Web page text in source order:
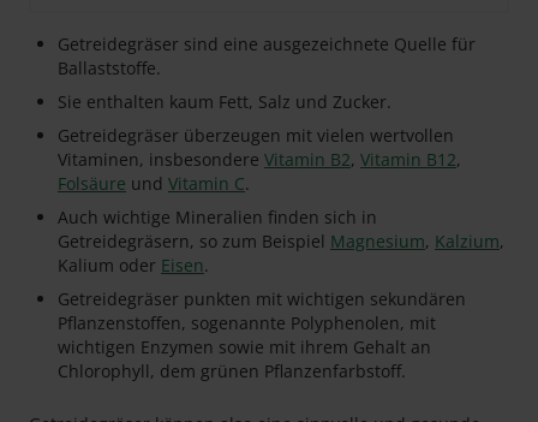
Getreidegräser sind eine ausgezeichnete Quelle für
Ballaststoffe.
Sie enthalten kaum Fett, Salz und Zucker.
Getreidegräser überzeugen mit vielen wertvollen
Vitaminen, insbesondere Vitamin B2, Vitamin B12,
Folsäure und Vitamin C.
Auch wichtige Mineralien finden sich in
Getreidegräsern, so zum Beispiel Magnesium, Kalzium,
Kalium oder Eisen.
Getreidegräser punkten mit wichtigen sekundären
Pflanzenstoffen, sogenannte Polyphenolen, mit
wichtigen Enzymen sowie mit ihrem Gehalt an
Chlorophyll, dem grünen Pflanzenfarbstoff.